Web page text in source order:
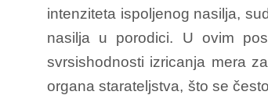
intenziteta ispoljenog nasilja,
nasilja u porodici. U ovim
svrsishodnosti izricanja mera
organa starateljstva, što se